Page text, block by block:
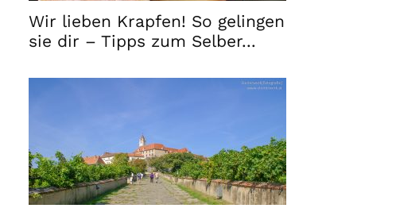
Wir lieben Krapfen! So gelingen
sie dir – Tipps zum Selber...